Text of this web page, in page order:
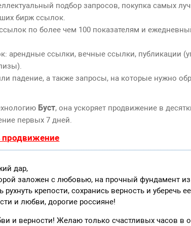
подбор запросов, покупка самых
бирж ссылок.
по более чем 100 показателям и
арендные ссылки, вечные ссылки, публикации
падение, а также запросы, на которые нужно
Буст, она ускоряет продвижение в
первых 7 дней.
продвижение
дар,
заложен с любовью, на прочный фундамент из
рухнуть крепости, сохранись верность и уберечь
и любви, дорогие россияне!
и верности! Желаю только счастливых часов в